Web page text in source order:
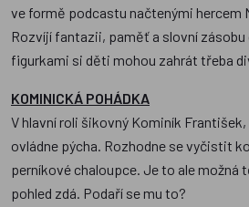
ve formě podcastu načtenými hercem
Rozvíjí fantazii, paměť a slovní
figurkami si děti mohou zahrát třeba
KOMINICKÁ POHÁDKA
V hlavní roli šikovný Kominík
ovládne pýcha. Rozhodne se vyčistit
perníkové chaloupce. Je to ale možná
pohled zdá. Podaří se mu to?